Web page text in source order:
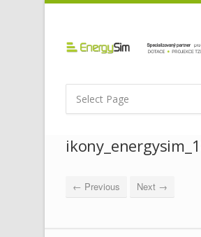
← Previous Next →